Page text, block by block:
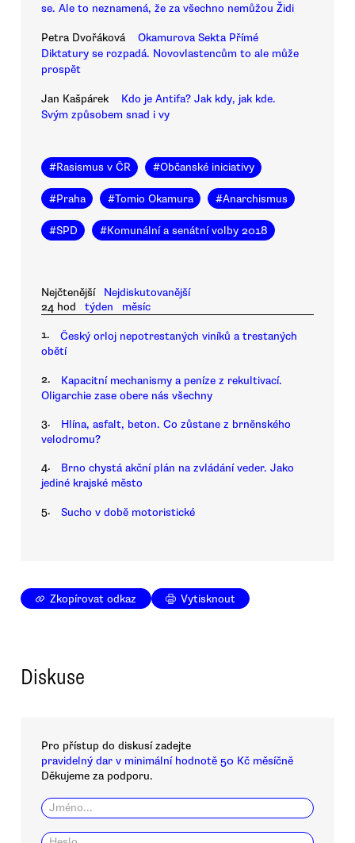
se. Ale to neznamená, že za všechno nemůžou Židi
Petra Dvořáková
Okamurova Sekta Přímé
Diktatury se rozpadá. Novovlastencům to ale může
prospět
Jan Kašpárek
Kdo je Antifa? Jak kdy, jak kde.
Svým způsobem snad i vy
#Rasismus v ČR #Občanské iniciativy
#Praha #Tomio Okamura #Anarchismus
#SPD #Komunální a senátní volby 2018
Nejčtenější
Nejdiskutovanější
24 hod
týden měsíc
1.
Český orloj nepotrestaných viníků a trestaných
obětí
2.
Kapacitní mechanismy a peníze z rekultivací.
Oligarchie zase obere nás všechny
3.
Hlína, asfalt, beton. Co zůstane z brněnského
velodromu?
4.
Brno chystá akční plán na zvládání veder. Jako
jediné krajské město
5. Sucho v době motoristické
Zkopírovat odkaz Vytisknout
Diskuse
Pro přístup do diskusí zadejte
pravidelný dar v minimální hodnotě 50 Kč měsíčně
Děkujeme za podporu.